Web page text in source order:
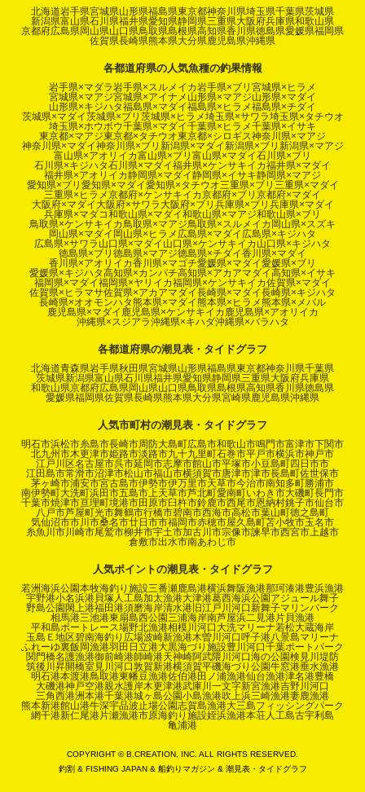
北海道岩手県宮城県山形県福島県東京都神奈川県埼玉県千葉県茨城県
新潟県富山県石川県福井県愛知県静岡県三重県大阪府兵庫県和歌山県
京都府広島県岡山県山口県鳥取県島根県高知県香川県徳島県愛媛県福岡県
佐賀県長崎県熊本県大分県鹿児島県沖縄県
各都道府県の人気魚種の釣果情報
岩手県×マダラ岩手県×スルメイカ岩手県×ブリ 宮城県×ヒラメ
宮城県×マアジ宮城県×アイナメ 山形県×マアジ山形県×マダイ
山形県×キジハタ福島県×マダイ福島県×ヒラメ福島県×チダイ
茨城県×マダイ茨城県×ブリ 茨城県×ヒラメ埼玉県×サワラ埼玉県×タチウオ
埼玉県×ホウボウ千葉県×マダイ千葉県×ヒラメ千葉県×イサキ
東京都×マアジ東京都×タチウオ東京都×シロギス神奈川県×マアジ
神奈川県×マダイ神奈川県×ブリ 新潟県×マダイ 新潟県×ブリ 新潟県×マアジ
富山県×アオリイカ富山県×ブリ 富山県×マダイ石川県×ブリ
石川県×キジハタ石川県×マダイ福井県×ケンサキイカ福井県×マダイ
福井県×アオリイカ静岡県×マダイ静岡県×イサキ静岡県×マアジ
愛知県×ブリ 愛知県×マダイ愛知県×タチウオ三重県×ブリ 三重県×マダイ
三重県×ヒラメ京都府×ケンサキイカ京都府×ブリ 京都府×マダイ
大阪府×マダイ 大阪府×サワラ 大阪府×ブリ 兵庫県×ブリ 兵庫県×マダイ
兵庫県×マダコ和歌山県×マダイ和歌山県×マアジ和歌山県×ブリ
鳥取県×ケンサキイカ鳥取県×マアジ鳥取県×スルメイカ 岡山県×スズキ
岡山県×マダイ 岡山県×ヒラメ 広島県×マダイ 広島県×キジハタ
広島県×サワラ 山口県×マダイ 山口県×ケンサキイカ 山口県×キジハタ
徳島県×ブリ 徳島県×マアジ徳島県×チダイ香川県×マダイ
香川県×アオリイカ香川県×マゴチ愛媛県×マダイ愛媛県×ブリ
愛媛県×キジハタ高知県×カンパチ高知県×アカアマダイ高知県×イサキ
福岡県×マダイ福岡県×ヤリイカ福岡県×ケンサキイカ佐賀県×マダイ
佐賀県×ヒラマサ佐賀県×アカアマダイ長崎県×マダイ長崎県×キジハタ
長崎県×オオモンハタ熊本県×マダイ熊本県×ヒラメ熊本県×メバル
鹿児島県×マダイ 鹿児島県×ケンサキイカ 鹿児島県×アオリイカ
沖縄県×スジアラ沖縄県×キハダ沖縄県×バラハタ
各都道府県の潮見表・タイドグラフ
北海道青森県岩手県秋田県宮城県山形県福島県東京都神奈川県千葉県
茨城県新潟県富山県石川県福井県愛知県静岡県三重県大阪府兵庫県
和歌山県京都府広島県岡山県山口県鳥取県島根県高知県香川県徳島県
愛媛県福岡県佐賀県長崎県熊本県大分県宮崎県鹿児島県沖縄県
人気市町村の潮見表・タイドグラフ
明石市浜松市糸島市長崎市周防大島町広島市和歌山市鳴門市富津市下関市
北九州市木更津市姫路市淡路市九十九里町石巻市平戸市横浜市神戸市
江戸川区名古屋市呉市延岡市志摩市館山市平塚市小豆島町四日市市
江田島市常滑市沼津市松山市福山市横須賀市唐津市津市長島町佐世保市
茅ヶ崎市浦安市宮古島市伊勢市伊万里市天草市今治市南知多町勝浦市
南伊勢町大洗町浜田市五島市上天草市芦北町愛南町いわき市大磯町長門市
千葉市焼津市亘理町境港市田原市臼杵市鈴鹿市西尾市恩納村銚子市仙台市
八戸市芦屋町光市舞鶴市行橋市碧南市西海市高松市葉山町徳之島町
気仙沼市市川市桑名市廿日市市福岡市赤穂市屋久島町苫小牧市玉名市
糸魚川市川崎市尾鷲市柳井市宇土市加古川市宗像市諫早市西宮市上越市
倉敷市出水市南あわじ市
人気ポイントの潮見表・タイドグラフ
若洲海浜公園本牧海釣り施設三番瀬鹿島港横浜舞阪漁港那珂湊港豊浜漁港
宇野港小名浜港貝塚人工島加太漁港大津港葛西海浜公園アジュール舞子
野島公園閖上港福田港須磨海岸清水港 旧江戸川河口 新舞子マリンパーク
相馬港三池港東扇島西公園三浦海岸南芦屋浜二見港片貝漁港
平和島ボートレース場野北漁港相模川河口 大洗マリーナ若松大蔵海岸
玉島Ｅ地区碧南海釣り広場波崎新漁港木曽川河口呼子港八景島マリーナ
ふれーゆ裏飯岡漁港羽田 日立港大黒海づり施設豊川河口千葉ポートパーク
関門橋名護漁港御前崎港師崎港天神崎阿武隈川河口海の公園検見川堤防
筑後川昇開橋室見川河口敦賀新港横須賀平磯海づり公園牛窓港垂水漁港
明石港本渡港鳥取港東幡豆漁港佐伯港田ノ浦漁港仙台漁港津名港豊橋
大磯港神戸空港親水護岸木更津港武庫川一文字新宮漁港吉野川河口
三角西港洲本港千葉港城ヶ島公園小島漁港吹上浜三崎漁港妻鹿漁港
熊本新港館山港牛深宇品波止場公園志賀島漁港大三島フィッシングパーク
網干港新仁尾港片瀬漁港市原海釣り施設姪浜漁港本荘人工島古宇利島
亀浦港
COPYRIGHT © B.CREATION, INC. ALL RIGHTS RESERVED.
釣割 & FISHING JAPAN& 船釣りマガジン & 潮見表・タイドグラフ